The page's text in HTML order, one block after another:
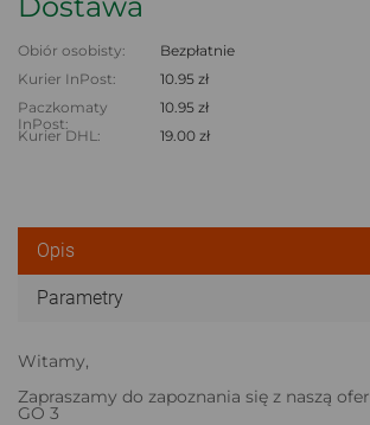
Obiór osobisty:
Bezpłatnie
Kurier InPost:
10.95 zł
Paczkomaty
InPost:
10.95 zł
Kurier DHL:
19.00 zł
Opis
Parametry
Witamy,
Zapraszamy do zapoznania się z naszą
GO 3